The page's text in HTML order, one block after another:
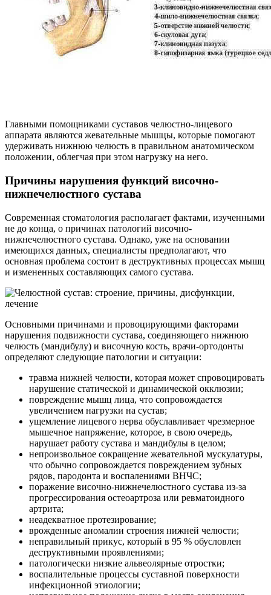
Главными помощниками суставов челюстно-лицевого
аппарата являются жевательные мышцы, которые помогают
удерживать нижнюю челюсть в правильном анатомическом
положении, облегчая при этом нагрузку на него.
Причины нарушения функций височно-
нижнечелюстного сустава
Современная стоматология располагает фактами, изученными
не до конца, о причинах патологий височно-
нижнечелюстного сустава. Однако, уже на основании
имеющихся данных, специалисты предполагают, что
основная проблема состоит в деструктивных процессах мышц
и измененных составляющих самого сустава.
Основными причинами и провоцирующими факторами
нарушения подвижности сустава, соединяющего нижнюю
челюсть (мандибулу) и височную кость, врачи-ортодонты
определяют следующие патологии и ситуации:
травма нижней челюсти, которая может спровоцировать
нарушение статической и динамической окклюзии;
повреждение мышц лица, что сопровождается
увеличением нагрузки на сустав;
ущемление лицевого нерва обуславливает чрезмерное
мышечное напряжение, которое, в свою очередь,
нарушает работу сустава и мандибулы в целом;
непроизвольное сокращение жевательной мускулатуры,
что обычно сопровождается повреждением зубных
рядов, пародонта и воспалениями ВНЧС;
поражение височно-нижнечелюстного сустава из-за
прогрессирования остеоартроза или ревматоидного
артрита;
неадекватное протезирование;
врожденные аномалии строения нижней челюсти;
неправильный прикус, который в 95 % обусловлен
деструктивными проявлениями;
патологически низкие альвеолярные отростки;
воспалительные процессы суставной поверхности
инфекционной этиологии;